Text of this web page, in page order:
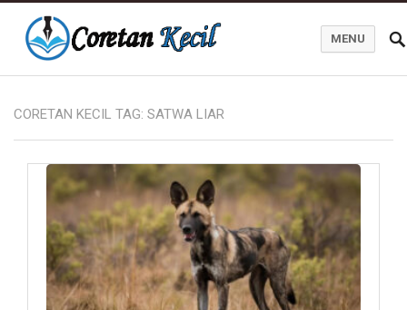
Coretan Kecil
MENU
CORETAN KECIL TAG: SATWA LIAR